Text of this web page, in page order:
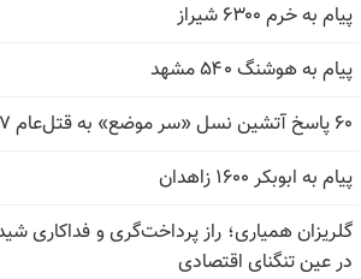
پیام به خرم ۶۳۰۰ شیراز
پیام به هوشنگ ۵۴۰ مشهد
۶۰ پاسخ آتشین نسل «سر موضع» به قتل‌عام ۶۷
پیام به ابوبکر ۱۶۰۰ زاهدان
گلریزان همیاری؛ راز پرداخت‌گری و فداکاری
در عین تنگنای اقتصادی